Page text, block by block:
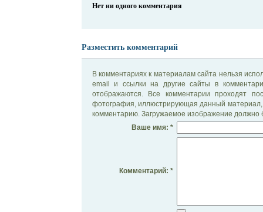
Нет ни одного комментария
Разместить комментарий
В комментариях к материалам сайта нельзя
email и ссылки на другие сайты в
отображаются. Все комментарии проходят
фотография, иллюстрирующая данный материал,
комментарию. Загружаемое изображение должно
Ваше имя: *
Комментарий: *